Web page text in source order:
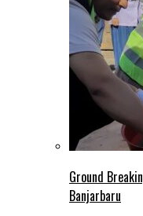
Ground
Banjarbaru